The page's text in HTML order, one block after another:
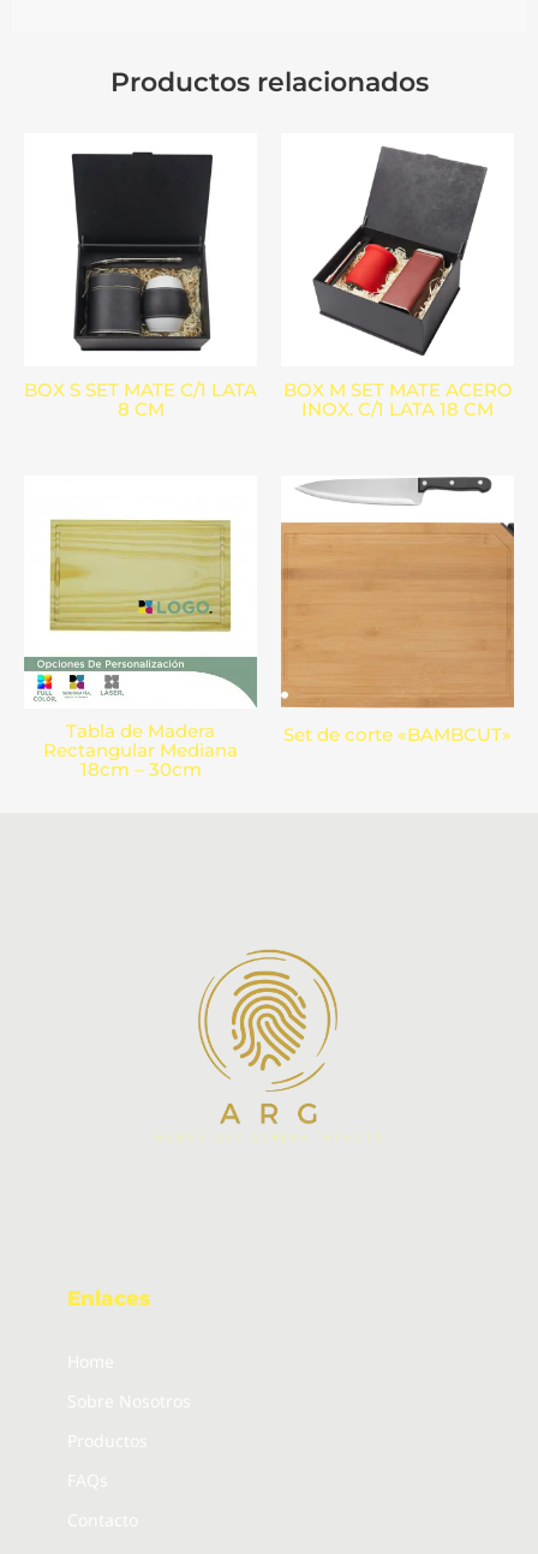
Productos relacionados
BOX S SET MATE C/1 LATA
8 CM
BOX M SET MATE ACERO
INOX. C/1 LATA 18 CM
Tabla de Madera
Rectangular Mediana
18cm – 30cm
Set de corte «BAMBCUT»
Enlaces
Home
Sobre Nosotros
Productos
FAQs
Contacto